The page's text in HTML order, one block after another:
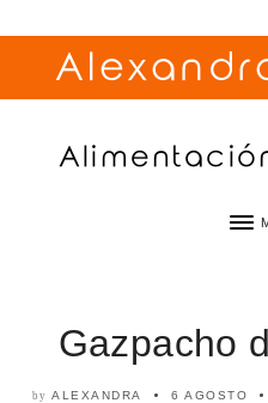
Gazpacho
by ALEXANDRA 6 AGOSTO